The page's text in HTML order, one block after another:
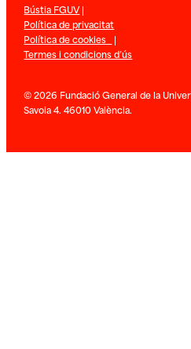
Bústia FGUV|
Política de privacitat
Política de cookies |
Termes i condicions d’ús
© 2026 Fundació General de la
Savoia 4. 46010 València.